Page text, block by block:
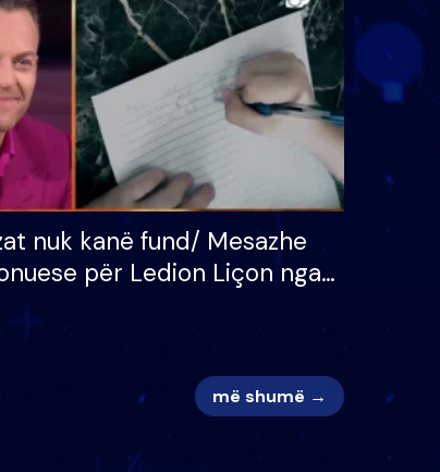
apo jo?
nuk kanë fund/ Mesazhe
për Ledion Liçon nga
më shumë →